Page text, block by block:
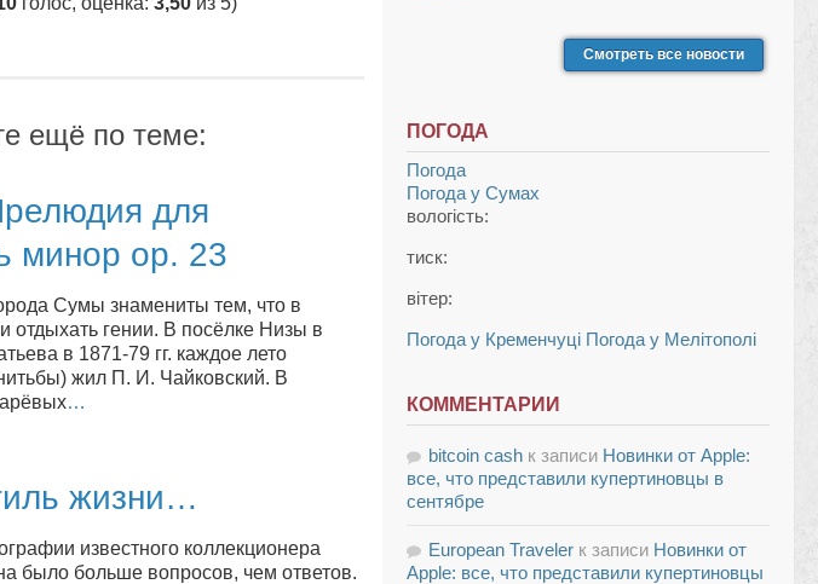
ещё по теме:
для
минор op. 23
Сумы знамениты тем, что в
отдыхать гении. В посёлке Низы в
в 1871-79 гг. каждое лето
жил П. И. Чайковский. В
…
жизни…
известного коллекционера
было больше вопросов, чем ответов.
Смотреть все новости
ПОГОДА
Погода
Погода у Сумах
вологість:
тиск:
вітер:
Погода у Кременчуці Погода у Мелітополі
КОММЕНТАРИИ
bitcoin cash к записи Новинки от Apple:
все, что представили купертиновцы в
сентябре
European Traveler к записи Новинки от
Apple: все, что представили купертиновцы